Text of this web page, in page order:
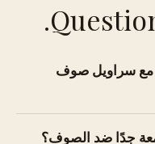
مع سراويل صوف
جدًا ضد الصوف؟